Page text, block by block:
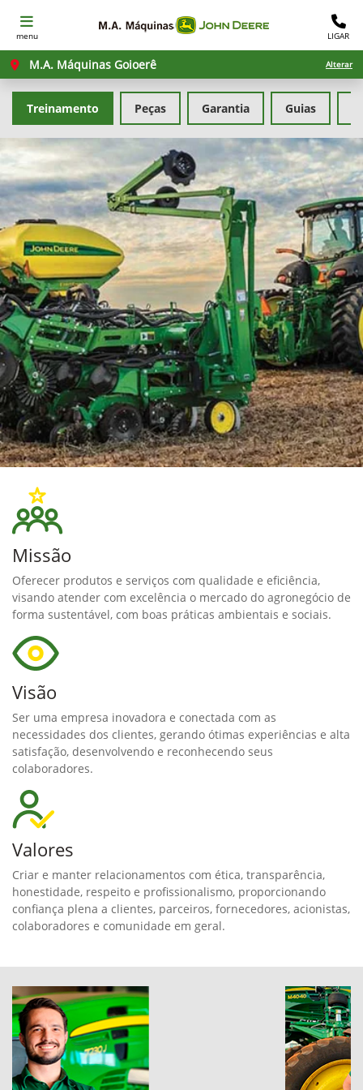
menu LIGAR
M.A. Máquinas Goioerê Alterar
Peças Garantia Guias
Treinamento
Missão
Oferecer produtos e serviços com qualidade e eficiência,
visando atender com excelência o mercado do agronegócio de
forma sustentável, com boas práticas ambientais e sociais.
Visão
Ser uma empresa inovadora e conectada com as
necessidades dos clientes, gerando ótimas experiências e alta
satisfação, desenvolvendo e reconhecendo seus
colaboradores.
Valores
Criar e manter relacionamentos com ética, transparência,
honestidade, respeito e profissionalismo, proporcionando
confiança plena a clientes, parceiros, fornecedores, acionistas,
colaboradores e comunidade em geral.